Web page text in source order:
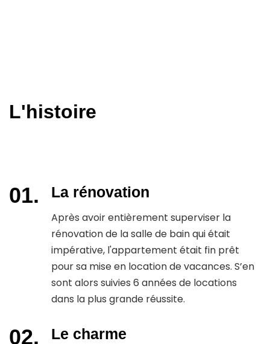
L'histoire
La rénovation
Après avoir entièrement superviser la
rénovation de la salle de bain qui était
impérative, l'appartement était fin prêt
pour sa mise en location de vacances. S’en
sont alors suivies 6 années de locations
dans la plus grande réussite.
Le charme